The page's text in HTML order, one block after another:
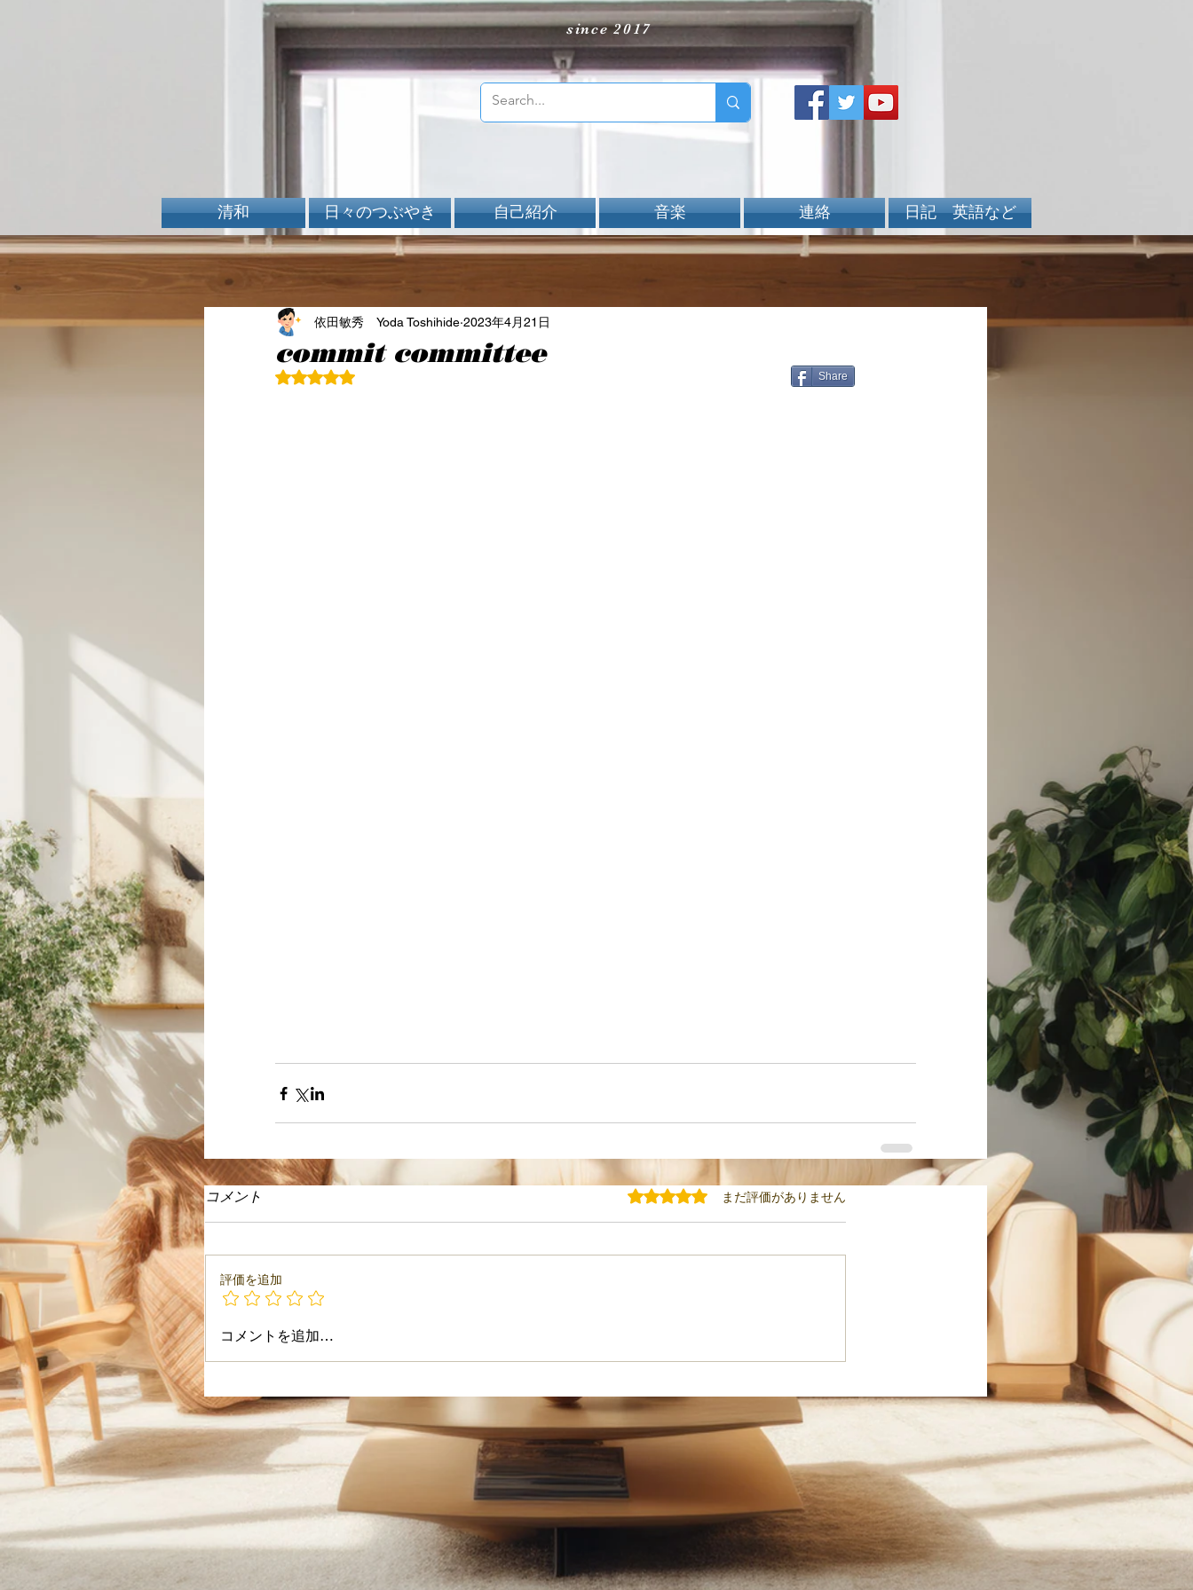
since 2017
清和 日々のつぶやき 自己紹介 音楽 連絡 日記 英語など
commit committee
依田敏秀 Yoda Toshihide 2023年4月21日
5つ星のうちNaNと評価されています。
コメント 5つ星のうち0と評価されています。
まだ評価がありません
評価を追加
コメントを追加…
Share